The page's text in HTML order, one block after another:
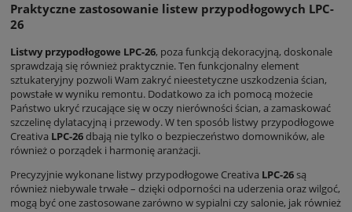
Praktyczne zastosowanie listew przypodłogowych LPC-
26
Listwy przypodłogowe LPC-26, poza funkcją dekoracyjną, doskonale
sprawdzają się również praktycznie. Ten funkcjonalny element
sztukateryjny pozwoli Wam zakryć nieestetyczne uszkodzenia ścian,
powstałe w wyniku remontu. Dodatkowo za ich pomocą możecie
Państwo ukryć rzucające się w oczy nierówności ścian, a zamaskować
szczelinę dylatacyjną i przewody. W ten sposób listwy przypodłogowe
Creativa LPC-26dbają nie tylko o bezpieczeństwo domowników, ale
również o porządek i harmonię aranżacji.
Precyzyjnie wykonane listwy przypodłogowe Creativa LPC-26są
również niebywale trwałe – dzięki odporności na uderzenia oraz wilgoć,
mogą być one zastosowane zarówno w sypialni czy salonie, jak również